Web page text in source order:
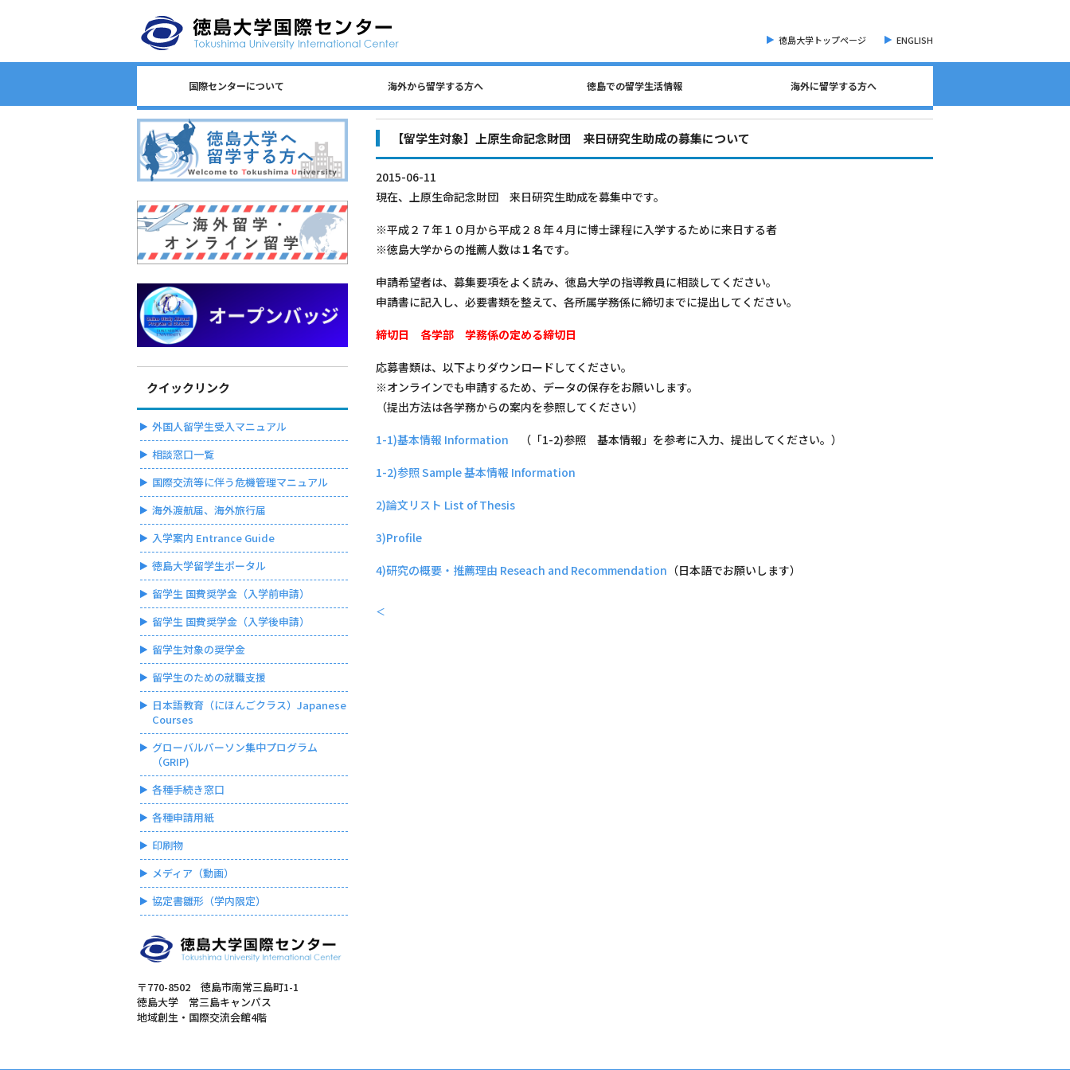
徳島大学トップページ ENGLISH
国際センターについて
国際センターについて
センター長からのごあいさつ
国際センターのロゴについて
沿革
日本語教育/Japanese Program
相談窓口一覧
スタッフ一覧
国際課連絡先
海外から留学する方へ 徳島での留学生活情報 海外に留学する方へ
【留学生対象】上原生命記念財団 来日研究生助成の募集について
2015-06-11
現在、上原生命記念財団 来日研究生助成を募集中です。
※平成２７年１０月から平成２８年４月に博士課程に入学するために来日する者
※徳島大学からの推薦人数は１名です。
申請希望者は、募集要項をよく読み、徳島大学の指導教員に相談してください。
申請書に記入し、必要書類を整えて、各所属学務係に締切までに提出してください。
締切日 各学部 学務係の定める締切日
応募書類は、以下よりダウンロードしてください。
※オンラインでも申請するため、データの保存をお願いします。
（提出方法は各学務からの案内を参照してください）
1-1)基本情報 Information （「1-2)参照 基本情報」を参考に入力、提出してください。）
1-2)参照 Sample 基本情報 Information
2)論文リスト List of Thesis
3)Profile
4)研究の概要・推薦理由 Reseach and Recommendation （日本語でお願いします）
＜
クイックリンク
外国人留学生受入マニュアル
相談窓口一覧
国際交流等に伴う危機管理マニュアル
海外渡航届、海外旅行届
入学案内 Entrance Guide
徳島大学留学生ポータル
留学生 国費奨学金（入学前申請）
留学生 国費奨学金（入学後申請）
留学生対象の奨学金
留学生のための就職支援
日本語教育（にほんごクラス）Japanese
Courses
グローバルパーソン集中プログラム
（GRIP)
各種手続き窓口
各種申請用紙
印刷物
メディア（動画）
協定書雛形（学内限定）
〒770-8502 徳島市南常三島町1-1
徳島大学 常三島キャンパス
地域創生・国際交流会館4階